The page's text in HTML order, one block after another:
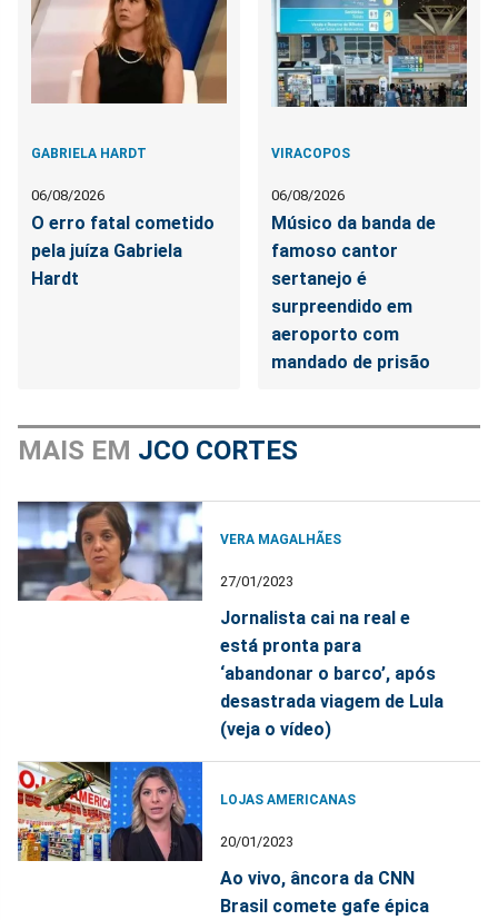
GABRIELA HARDT
06/08/2026
O erro fatal cometido
pela juíza Gabriela
Hardt
VIRACOPOS
06/08/2026
Músico da banda de
famoso cantor
sertanejo é
surpreendido em
aeroporto com
mandado de prisão
MAIS EM JCO CORTES
VERA MAGALHÃES
27/01/2023
Jornalista cai na real e
está pronta para
‘abandonar o barco’, após
desastrada viagem de Lula
(veja o vídeo)
LOJAS AMERICANAS
20/01/2023
Ao vivo, âncora da CNN
Brasil comete gafe épica